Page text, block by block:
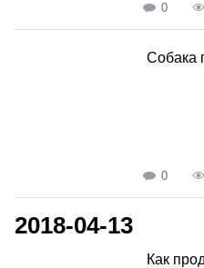
0
Собака
0
2018-04-13
Как